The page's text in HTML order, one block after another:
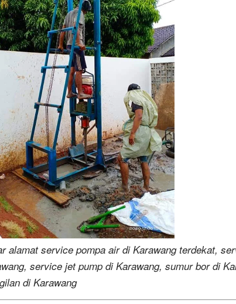
alamat service pompa air di Karawang terdekat,
service jet pump di Karawang, sumur bor di
di Karawang